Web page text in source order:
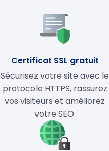
Certificat SSL gratuit
Sécurisez votre site avec le
protocole HTTPS, rassurez
vos visiteurs et améliorez
votre SEO.